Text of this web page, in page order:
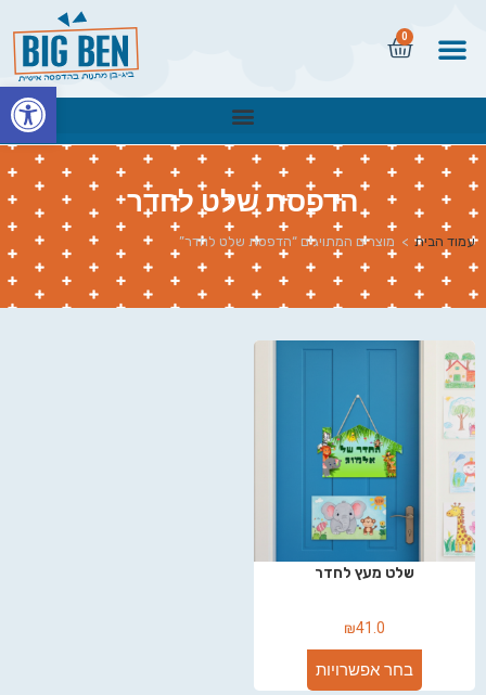
0
הדפסת שלט לחדר
עמוד הבית > מוצרים המתויגים “הדפסת שלט לחדר”
שלט מעץ לחדר
₪41.0
בחר אפשרויות